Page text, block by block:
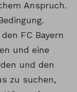
Anspruch.
FC Bayern
und eine
und den
zu suchen,